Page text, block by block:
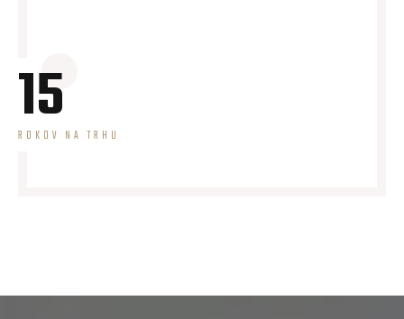
15
ROKOV NA TRHU